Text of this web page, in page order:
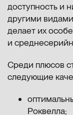
доступность и
другими
делает их
и
Среди плюсов
следующие
Роквелла;